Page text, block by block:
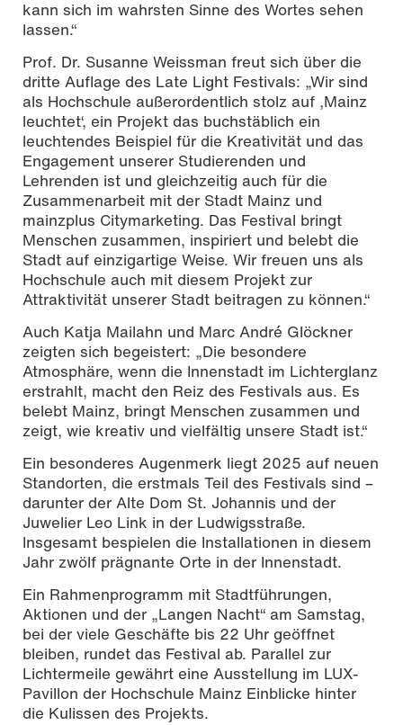
kann sich im wahrsten Sinne des Wortes sehen
lassen.“
Prof. Dr. Susanne Weissman freut sich über die
dritte Auflage des Late Light Festivals: „Wir sind
als Hochschule außerordentlich stolz auf ‚Mainz
leuchtet‘, ein Projekt das buchstäblich ein
leuchtendes Beispiel für die Kreativität und das
Engagement unserer Studierenden und
Lehrenden ist und gleichzeitig auch für die
Zusammenarbeit mit der Stadt Mainz und
mainzplus Citymarketing. Das Festival bringt
Menschen zusammen, inspiriert und belebt die
Stadt auf einzigartige Weise. Wir freuen uns als
Hochschule auch mit diesem Projekt zur
Attraktivität unserer Stadt beitragen zu können.“
Auch Katja Mailahn und Marc André Glöckner
zeigten sich begeistert: „Die besondere
Atmosphäre, wenn die Innenstadt im Lichterglanz
erstrahlt, macht den Reiz des Festivals aus. Es
belebt Mainz, bringt Menschen zusammen und
zeigt, wie kreativ und vielfältig unsere Stadt ist.“
Ein besonderes Augenmerk liegt 2025 auf neuen
Standorten, die erstmals Teil des Festivals sind –
darunter der Alte Dom St. Johannis und der
Juwelier Leo Link in der Ludwigsstraße.
Insgesamt bespielen die Installationen in diesem
Jahr zwölf prägnante Orte in der Innenstadt.
Ein Rahmenprogramm mit Stadtführungen,
Aktionen und der „Langen Nacht“ am Samstag,
bei der viele Geschäfte bis 22 Uhr geöffnet
bleiben, rundet das Festival ab. Parallel zur
Lichtermeile gewährt eine Ausstellung im LUX-
Pavillon der Hochschule Mainz Einblicke hinter
die Kulissen des Projekts.